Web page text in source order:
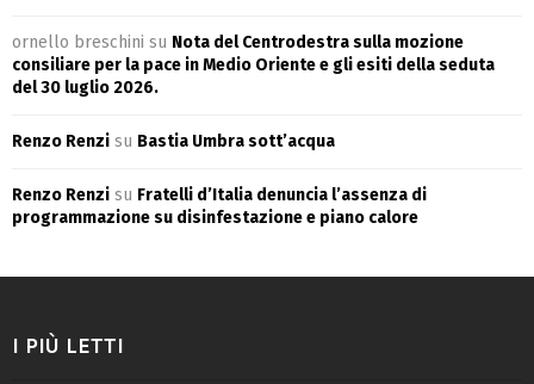
ornello breschini su Nota del Centrodestra sulla mozione
consiliare per la pace in Medio Oriente e gli esiti della seduta
del 30 luglio 2026.
Renzo Renzi su Bastia Umbra sott’acqua
Renzo Renzi su Fratelli d’Italia denuncia l’assenza di
programmazione su disinfestazione e piano calore
I PIÙ LETTI